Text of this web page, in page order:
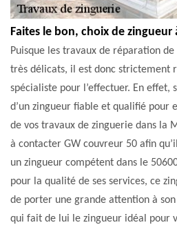
Faites le bon, choix de
Puisque les travaux de réparation
très délicats, il est donc strictement
spécialiste pour l’effectuer. En effet,
d’un zingueur fiable et qualifié pour
de vos travaux de zinguerie dans la
à contacter GW couvreur 50 afin
un zingueur compétent dans le
pour la qualité de ses services, ce
de porter une grande attention à
qui fait de lui le zingueur idéal pour